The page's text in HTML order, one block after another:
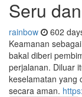
Seru
rainbow 602
Keamanan
bakal diberi
perjalanan. Diluar
keselamatan yang
secara aman.